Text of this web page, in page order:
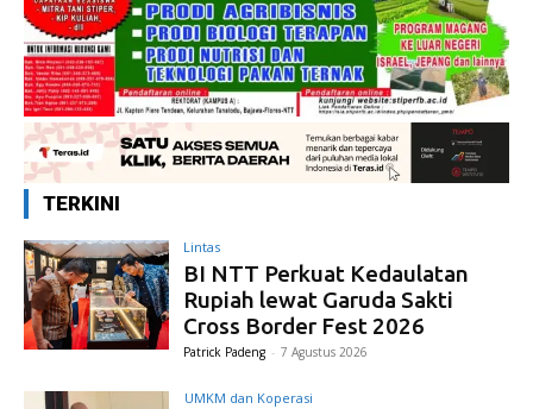
TERKINI
Lintas
BI NTT Perkuat Kedaulatan
Rupiah lewat Garuda Sakti
Cross Border Fest 2026
Patrick Padeng - 7 Agustus 2026
UMKM dan Koperasi